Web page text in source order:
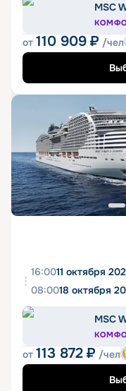
MSC
от 110 909 ₽ /чел
16:0011 октября
08:0018 октября
MSC
от 113 872 ₽ /чел